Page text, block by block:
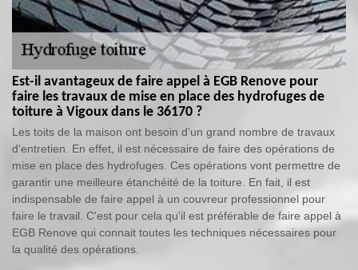
Est-il avantageux de faire appel à EGB Renove pour
faire les travaux de mise en place des hydrofuges de
toiture à Vigoux dans le 36170 ?
Les toits de la maison ont besoin d'un grand nombre de travaux
d'entretien. En effet, il est nécessaire de faire des opérations de
mise en place des hydrofuges. Ces opérations vont permettre de
garantir une meilleure étanchéité de la toiture. En fait, il est
indispensable de faire appel à un couvreur professionnel pour
faire le travail. C'est pour cela qu'il est préférable de faire appel à
EGB Renove qui connait toutes les techniques nécessaires pour
la qualité des opérations.